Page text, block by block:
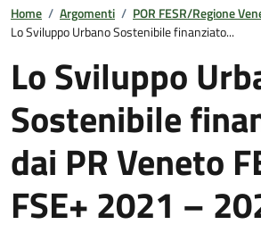
Home / Argomenti / POR FESR/Regione
Lo Sviluppo Urbano Sostenibile finanziato...
Lo Sviluppo
Sostenibile
dai PR Veneto
FSE+ 2021 –